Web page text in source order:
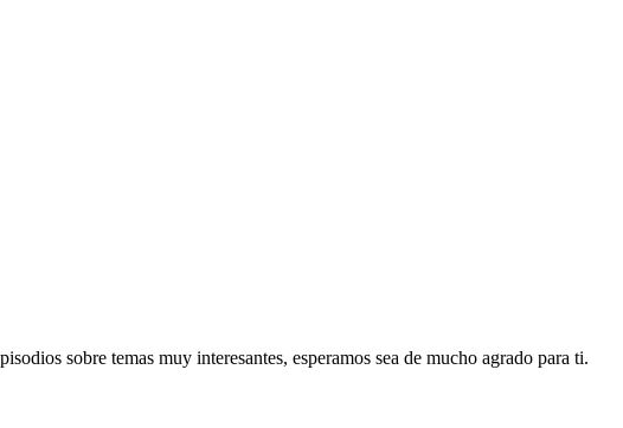
sobre temas muy interesantes, esperamos sea de mucho agrado para ti.